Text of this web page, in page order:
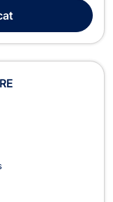
personnes ou